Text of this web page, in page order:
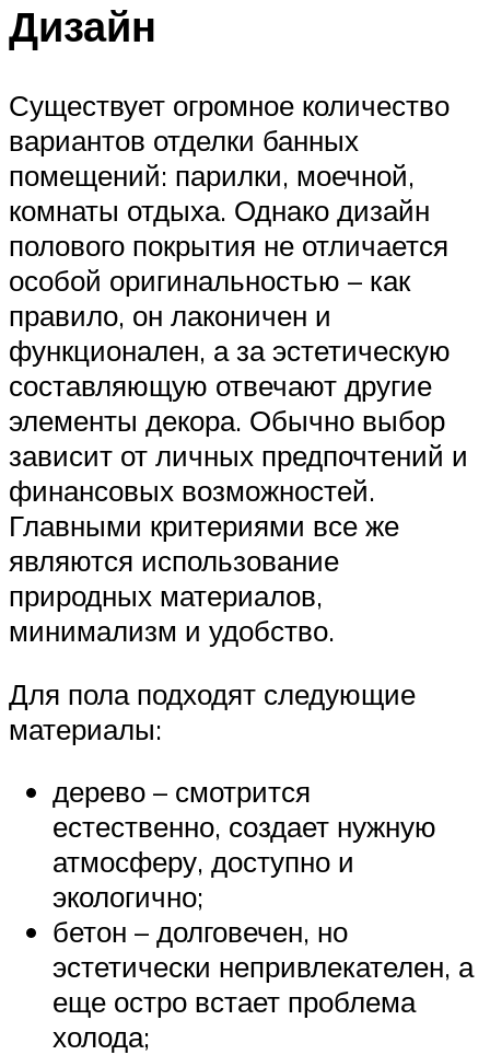
Дизайн
Существует огромное количество
вариантов отделки банных
помещений: парилки, моечной,
комнаты отдыха. Однако дизайн
полового покрытия не отличается
особой оригинальностью – как
правило, он лаконичен и
функционален, а за эстетическую
составляющую отвечают другие
элементы декора. Обычно выбор
зависит от личных предпочтений и
финансовых возможностей.
Главными критериями все же
являются использование
природных материалов,
минимализм и удобство.
Для пола подходят следующие
материалы:
дерево – смотрится
естественно, создает нужную
атмосферу, доступно и
экологично;
бетон – долговечен, но
эстетически непривлекателен, а
еще остро встает проблема
холода;